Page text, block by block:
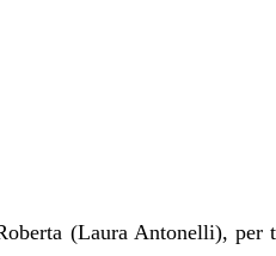
(Laura Antonelli), per